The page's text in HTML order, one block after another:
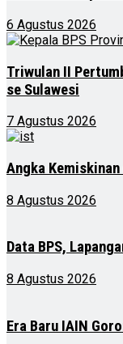
6 Agustus 2026
Triwulan II
se Sulawesi
7 Agustus 2026
Angka
8 Agustus 2026
Data BPS,
8 Agustus 2026
Era Baru IAIN